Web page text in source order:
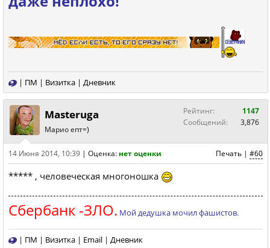
| ПМ | Визитка | Дневник
Masteruga
Марио епт=)
Рейтинг:
1147
Сообщений:
3,876
Печать | #60
14 Июня 2014, 10:39 | Оценка: нет оценки
***** , человеческая многоношка
Сбербанк -ЗЛО. Мой дедушка мочил фашистов.
| ПМ | Визитка | Email | Дневник